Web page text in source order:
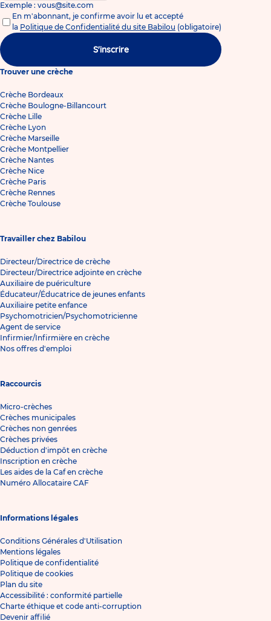
Exemple : vous@site.com
En m'abonnant, je confirme avoir lu et accepté
la Politique de Confidentialité du site Babilou (obligatoire)
S'inscrire
Trouver une crèche
Crèche Bordeaux
Crèche Boulogne-Billancourt
Crèche Lille
Crèche Lyon
Crèche Marseille
Crèche Montpellier
Crèche Nantes
Crèche Nice
Crèche Paris
Crèche Rennes
Crèche Toulouse
Travailler chez Babilou
Directeur/Directrice de crèche
Directeur/Directrice adjointe en crèche
Auxiliaire de puériculture
Éducateur/Éducatrice de jeunes enfants
Auxiliaire petite enfance
Psychomotricien/Psychomotricienne
Agent de service
Infirmier/Infirmière en crèche
Nos offres d'emploi
Raccourcis
Micro-crèches
Crèches municipales
Crèches non genrées
Crèches privées
Déduction d'impôt en crèche
Inscription en crèche
Les aides de la Caf en crèche
Numéro Allocataire CAF
Informations légales
Conditions Générales d'Utilisation
Mentions légales
Politique de confidentialité
Politique de cookies
Plan du site
Accessibilité : conformité partielle
Charte éthique et code anti-corruption
Devenir affilié